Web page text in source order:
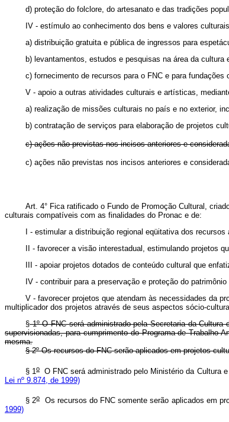
d) proteção do folclore, do artesanato e das tradições
IV - estímulo ao conhecimento dos bens e valores
a) distribuição gratuita e pública de ingressos para
b) levantamentos, estudos e pesquisas na área da
c) fornecimento de recursos para o FNC e para
V - apoio a outras atividades culturais e artísticas,
a) realização de missões culturais no país e no exterior,
b) contratação de serviços para elaboração de projetos
c) ações não previstas nos incisos anteriores e
c) ações não previstas nos incisos anteriores e
Art. 4° Fica ratificado o Fundo de Promoção Cultural,
culturais compatíveis com as finalidades do Pronac e de:
I - estimular a distribuição regional eqüitativa dos
II - favorecer a visão interestadual, estimulando projetos
III - apoiar projetos dotados de conteúdo cultural que
IV - contribuir para a preservação e proteção do
V - favorecer projetos que atendam às necessidades da
multiplicador dos projetos através de seus aspectos sócio-
§1º O FNC será administrado pela Secretaria da
supervisionadas, para cumprimento do Programa de Trabalho
mesma.
§ 2º Os recursos do FNC serão aplicados em projetos
§ 1o O FNC será administrado pelo Ministério da Cultura
Lei nº 9.874, de 1999)
§ 2oOs recursos do FNC somente serão aplicados
1999)